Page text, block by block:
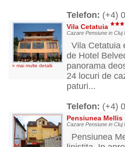
Telefon: (+4)
» mai multe detalii
Vila Cetatuia
Cazare Pensiune in Cluj
Vila Cetatuia
de Hotel
panorama
24 locuri de
paturi...
Telefon: (+4)
Pensiunea Mellis
Cazare Pensiune in Cluj
Pensiunea